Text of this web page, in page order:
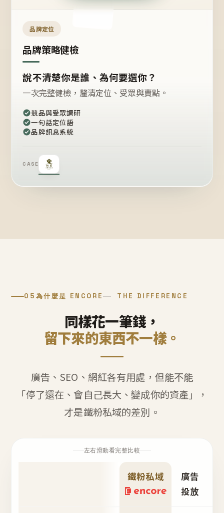
品牌定位
品牌策略健檢
說不清楚你是誰、為何要選你？
一次完整健檢，釐清定位、受眾與賣點。
競品與受眾調研
一句話定位語
品牌訊息系統
CASE
05 為什麼是 ENCORE THE DIFFERENCE
同樣花一筆錢，
留下來的東西不一樣。
廣告、SEO、網紅各有用處，但能不能
「停了還在、會自己長大、變成你的資產」，
才是鐵粉私域的差別。
左右滑動看完整比較
鐵粉私域
廣告
投放